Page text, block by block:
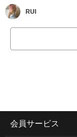
RUI
会員サービス